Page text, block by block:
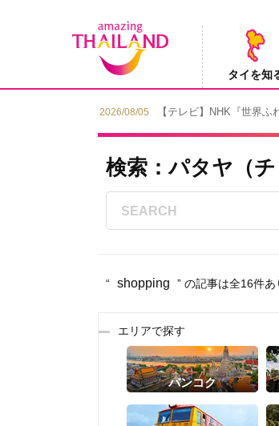
タイを知
2026/08/04 Instagramでタイパンツ
検索：パタヤ（
“ shopping ” の記事は全16件
エリアで探す
バンコク